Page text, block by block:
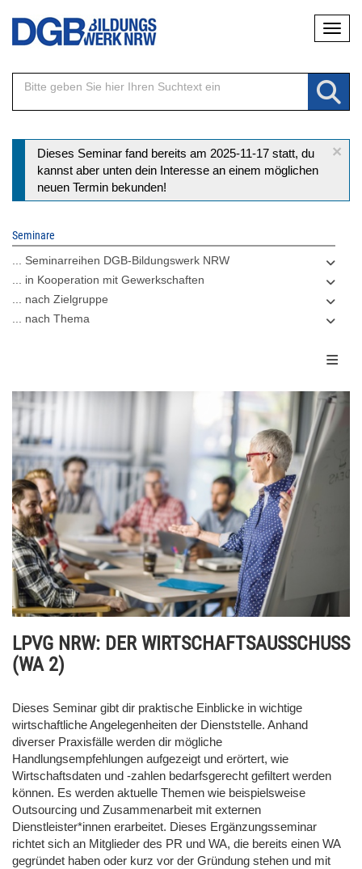
Direkt
Inhalt
×
Statusmeldung
Dieses Seminar fand bereits am 2025-11-17 statt, du
kannst aber unten dein Interesse an einem möglichen
neuen Termin bekunden!
Seminare
... Seminarreihen DGB-Bildungswerk NRW
... in Kooperation mit Gewerkschaften
... nach Zielgruppe
... nach Thema
LPVG NRW: DER WIRTSCHAFTSAUSSCHUSS
(WA 2)
Dieses Seminar gibt dir praktische Einblicke in wichtige
wirtschaftliche Angelegenheiten der Dienststelle. Anhand
diverser Praxisfälle werden dir mögliche
Handlungsempfehlungen aufgezeigt und erörtert, wie
Wirtschaftsdaten und -zahlen bedarfsgerecht gefiltert werden
können. Es werden aktuelle Themen wie beispielsweise
Outsourcing und Zusammenarbeit mit externen
Dienstleister*innen erarbeitet. Dieses Ergänzungsseminar
richtet sich an Mitglieder des PR und WA, die bereits einen WA
gegründet haben oder kurz vor der Gründung stehen und mit